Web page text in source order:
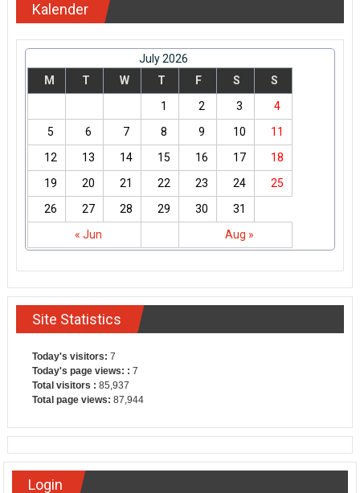
Kalender
July 2026
M
T W T F S S
« Jun Aug »
1 2 3
4
5
6 7 8 9 10
11
12
13 14 15 16 17
18
19
20 21 22 23 24
25
26
27 28 29 30 31
Site Statistics
Today's visitors: 7
Today's page views: : 7
Total visitors : 85,937
Total page views: 87,944
Login